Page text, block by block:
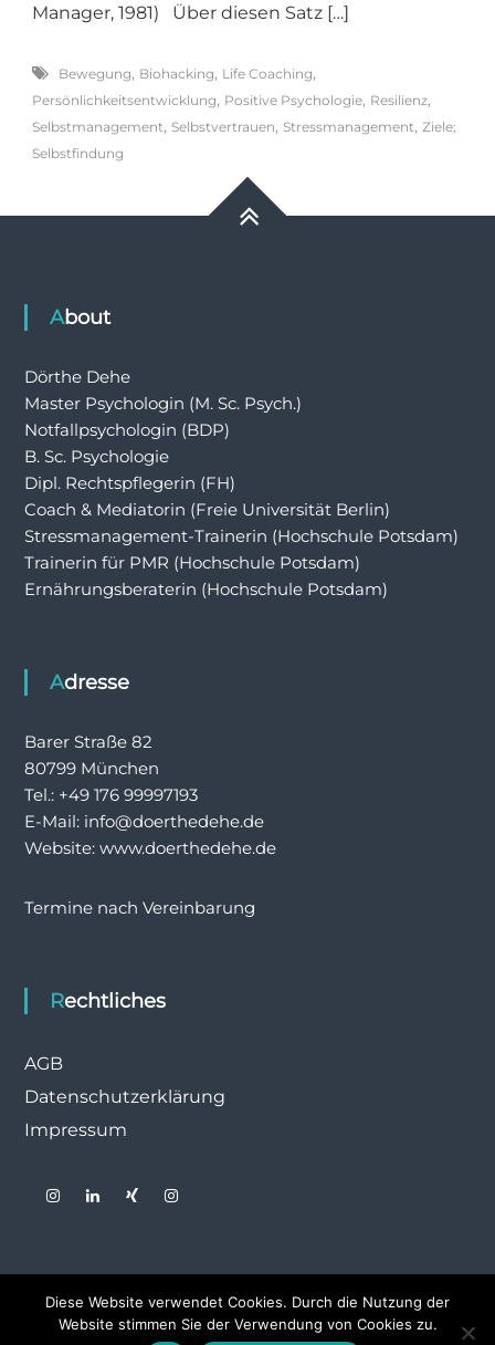
Manager, 1981) Über diesen Satz […]
Bewegung, Biohacking, Life Coaching,
Persönlichkeitsentwicklung, Positive Psychologie, Resilienz,
Selbstmanagement, Selbstvertrauen, Stressmanagement, Ziele;
Selbstfindung
About
Dörthe Dehe
Master Psychologin (M. Sc. Psych.)
Notfallpsychologin (BDP)
B. Sc. Psychologie
Dipl. Rechtspflegerin (FH)
Coach & Mediatorin (Freie Universität Berlin)
Stressmanagement-Trainerin (Hochschule Potsdam)
Trainerin für PMR (Hochschule Potsdam)
Ernährungsberaterin (Hochschule Potsdam)
Adresse
Barer Straße 82
80799 München
Tel.: +49 176 99997193
E-Mail: info@doerthedehe.de
Website: www.doerthedehe.de
Termine nach Vereinbarung
Rechtliches
AGB
Datenschutzerklärung
Impressum
Diese Website verwendet Cookies. Durch die Nutzung der
Website stimmen Sie der Verwendung von Cookies zu.